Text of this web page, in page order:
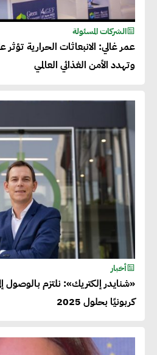
الشركات المسئولة
عمر غالي: الانبعاثات الحرارية تؤثر
وتهدد الأمن الغذائي العالمي
أخبار
«شنايدر إلكتريك»: نلتزم بالوصول
كربونيًا بحلول 2025